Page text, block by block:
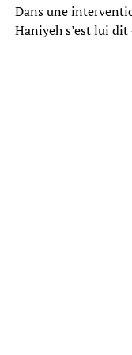
Dans une
Haniyeh s’est lui dit